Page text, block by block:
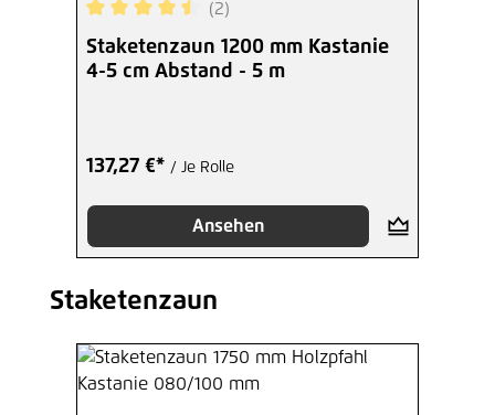
Durchschnittliche Bewertung von 4.5 von 5
(2)
Staketenzaun 1200 mm Kastanie
4-5 cm Abstand - 5 m
137,27 €* / Je Rolle
Ansehen
Produktgalerie überspringen
Staketenzaun